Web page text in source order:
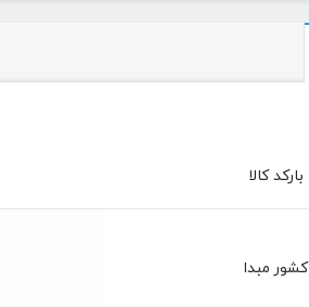
بارکد کالا
کشور مبدا